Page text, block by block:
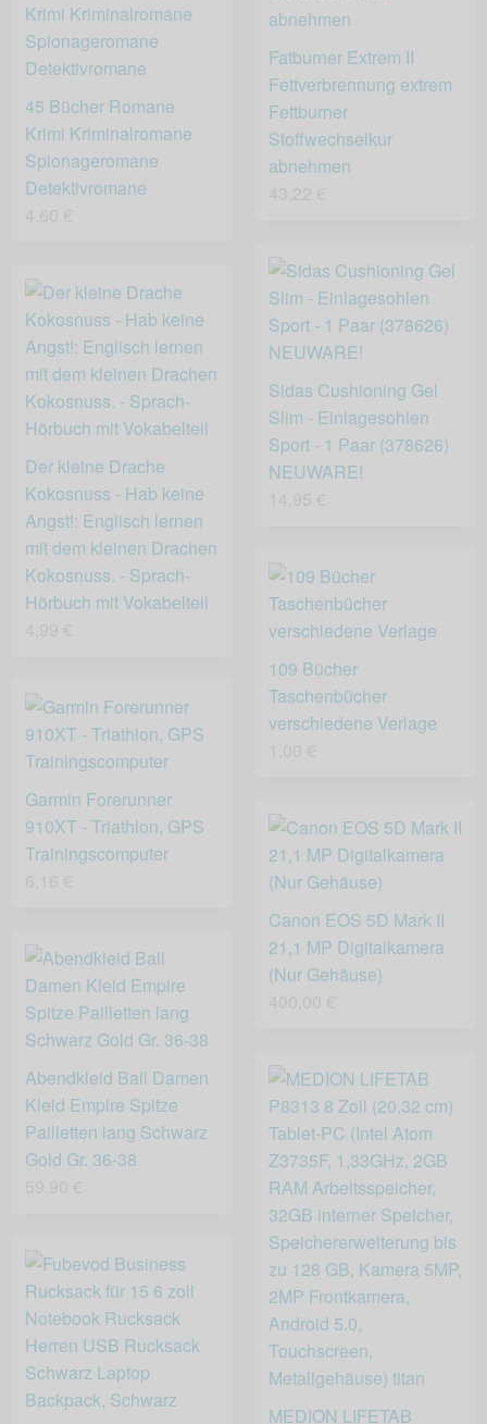
Fatburner Extrem II
Fettverbrennung extrem
Fettburner
Stoffwechselkur
abnehmen
45 Bücher Romane
Krimi Kriminalromane
Spionageromane
Detektivromane
Sidas Cushioning Gel
Slim - Einlagesohlen
Sport - 1 Paar (378626)
NEUWARE!
Der kleine Drache
Kokosnuss - Hab keine
Angst!: Englisch lernen
mit dem kleinen Drachen
Kokosnuss. - Sprach-
Hörbuch mit Vokabelteil
109 Bücher
Taschenbücher
verschiedene Verlage
Garmin Forerunner
910XT - Triathlon, GPS
Trainingscomputer
Canon EOS 5D Mark II
21,1 MP Digitalkamera
(Nur Gehäuse)
Abendkleid Ball Damen
Kleid Empire Spitze
Pailletten lang Schwarz
Gold Gr. 36-38
MEDION LIFETAB